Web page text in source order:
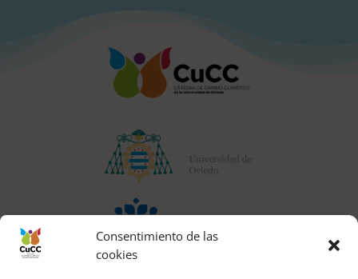
Consentimiento de las
cookies